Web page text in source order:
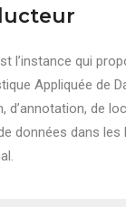
l’instance qui
Appliquée de
d’annotation, de
données dans les